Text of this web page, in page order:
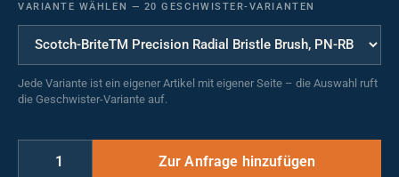
VARIANTE WÄHLEN — 20 GESCHWISTER-VARIANTEN
Jede Variante ist ein eigener Artikel mit eigener Seite – die Auswahl ruft
die Geschwister-Variante auf.